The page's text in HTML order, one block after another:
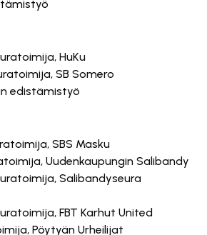
HuKu
SB Somero
edistämistyö
SBS Masku
Uudenkaupungin Salibandy
Salibandyseura
FBT Karhut United
Pöytyän Urheilijat